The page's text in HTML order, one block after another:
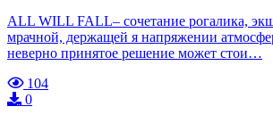
ALL WILL FALL– сочетание рогалика,
мрачной, держащей я напряжении
неверно принятое решение может стои…
104
0